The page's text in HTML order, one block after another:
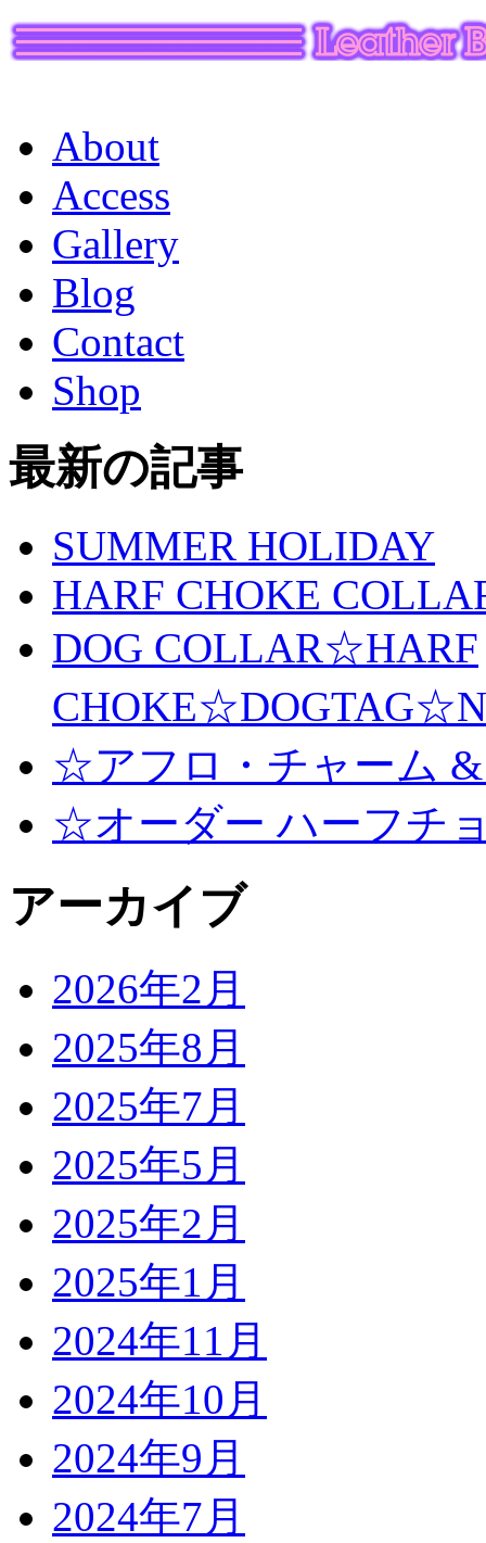
About
Access
Gallery
Blog
Contact
Shop
最新の記事
SUMMER HOLIDAY
HARF CHOKE
DOG COLLAR☆HARF
☆アフロ・チャーム
☆オーダー ハーフチ
アーカイブ
2026年2月
2025年8月
2025年7月
2025年5月
2025年2月
2025年1月
2024年11月
2024年10月
2024年9月
2024年7月